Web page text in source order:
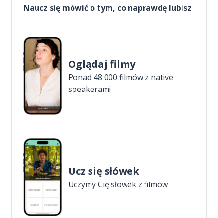
Naucz się mówić o tym, co naprawdę lubisz
Oglądaj filmy
Ponad 48 000 filmów z native
speakerami
Ucz się słówek
Uczymy Cię słówek z filmów